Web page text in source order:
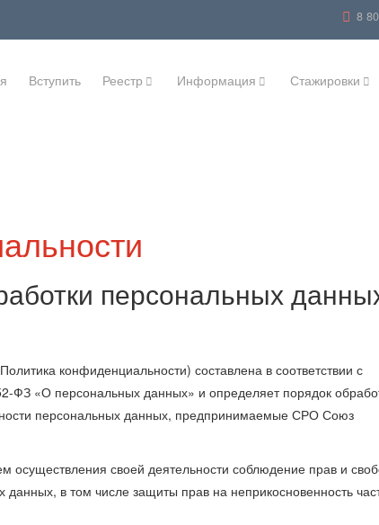
8
Вступить Реестр Информация Стажировки
персональных
конфиденциальности) составлена в соответствии с
ФЗ «О персональных данных» и определяет порядок
персональных данных, предпринимаемые СРО Союз
осуществления своей деятельности соблюдение прав и
в том числе защиты прав на неприкосновенность